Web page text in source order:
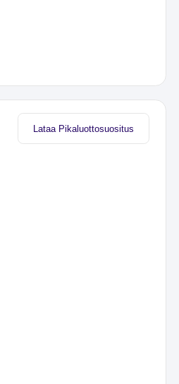
Lataa Pikaluottosuositus